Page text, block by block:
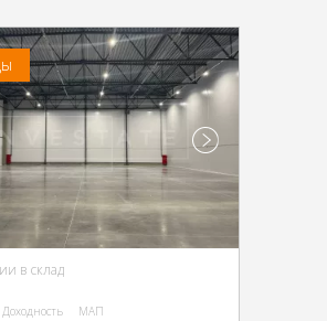
в склад
Доходность МАП